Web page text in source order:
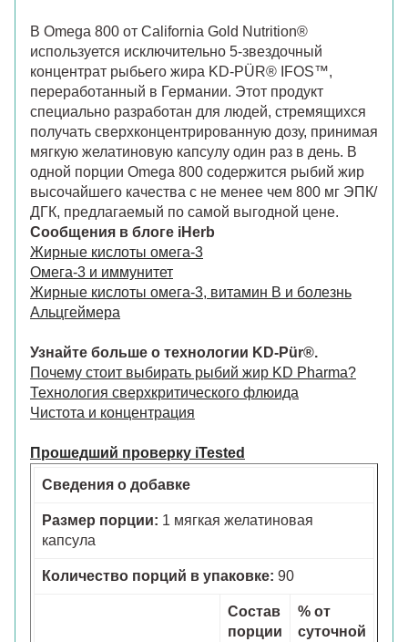
В Omega 800 от California Gold Nutrition®
используется исключительно 5-звездочный
концентрат рыбьего жира KD-PÜR® IFOS™,
переработанный в Германии. Этот продукт
специально разработан для людей, стремящихся
получать сверхконцентрированную дозу, принимая
мягкую желатиновую капсулу один раз в день. В
одной порции Omega 800 содержится рыбий жир
высочайшего качества с не менее чем 800 мг ЭПК/
ДГК, предлагаемый по самой выгодной цене.
Сообщения в блоге iHerb
Жирные кислоты омега-3
Омега-3 и иммунитет
Жирные кислоты омега-3, витамин B и болезнь
Альцгеймера
Узнайте больше о технологии KD-Pür®.
Почему стоит выбирать рыбий жир KD Pharma?
Технология сверхкритического флюида
Чистота и концентрация
Прошедший проверку iTested
Сведения о добавке
Размер порции: 1 мягкая желатиновая
капсула
Количество порций в упаковке: 90
Состав
порции
% от
суточной